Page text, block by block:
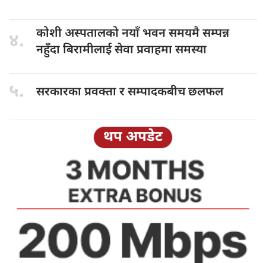
४. कोशी अस्पतालकोनयाँ भवन समयमै सम्पन्न
नहुँदा बिरामीलाई सेवा प्रवाहमा समस्या
५. सरकारका प्रवक्तार सम्पादकबीच छलफल
थप अपडेट